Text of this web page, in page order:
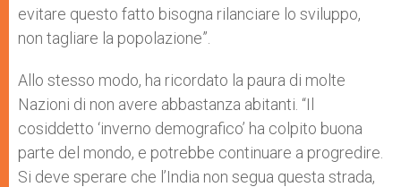
evitare questo fatto bisogna rilanciare lo sviluppo,
non tagliare la popolazione”.
Allo stesso modo, ha ricordato la paura di molte
Nazioni di non avere abbastanza abitanti. “Il
cosiddetto ‘inverno demografico’ ha colpito buona
parte del mondo, e potrebbe continuare a progredire.
Si deve sperare che l’India non segua questa strada,